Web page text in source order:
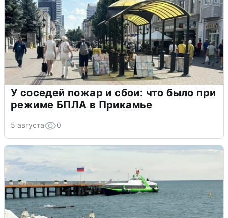
У соседей пожар и сбои: что было при
режиме БПЛА в Прикамье
5 августа 0